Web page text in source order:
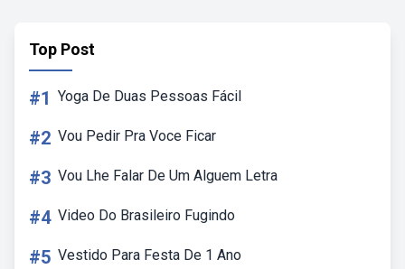
Top Post
#1 Yoga De Duas Pessoas Fácil
#2 Vou Pedir Pra Voce Ficar
#3 Vou Lhe Falar De Um Alguem Letra
#4 Video Do Brasileiro Fugindo
#5 Vestido Para Festa De 1 Ano